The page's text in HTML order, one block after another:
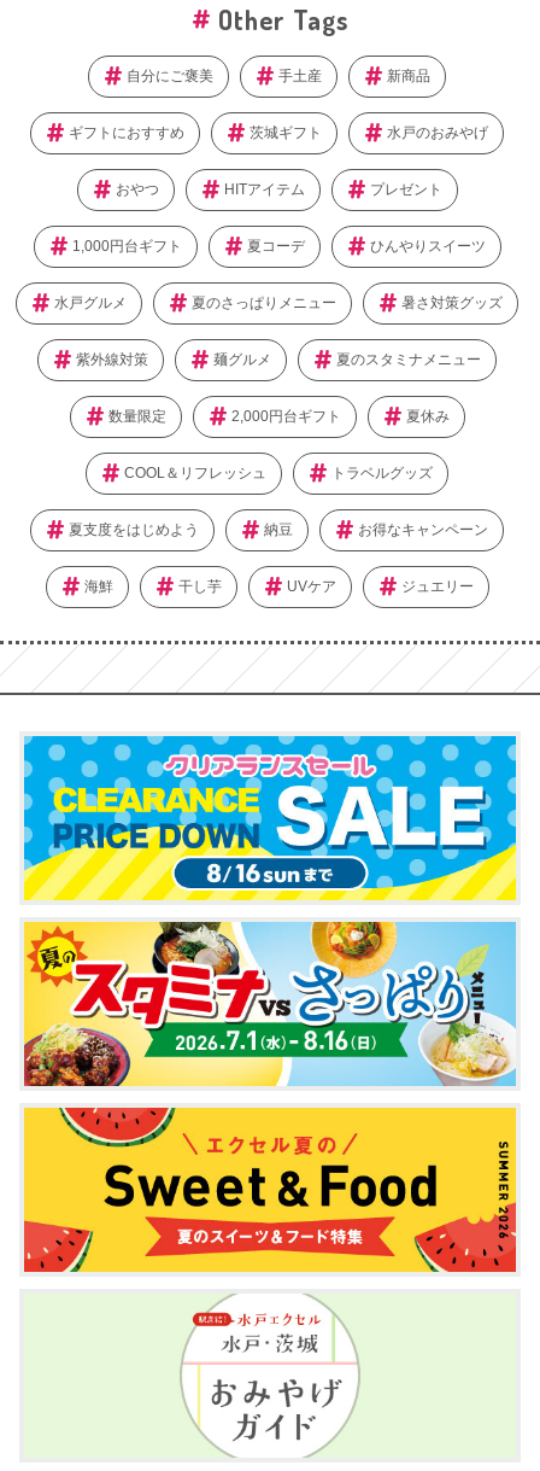
Other Tags
自分にご褒美 手土産 新商品
ギフトにおすすめ 茨城ギフト 水戸のおみやげ
おやつ HITアイテム プレゼント
1,000円台ギフト 夏コーデ ひんやりスイーツ
水戸グルメ 夏のさっぱりメニュー 暑さ対策グッズ
紫外線対策 麺グルメ 夏のスタミナメニュー
数量限定 2,000円台ギフト 夏休み
COOL＆リフレッシュ トラベルグッズ
夏支度をはじめよう 納豆 お得なキャンペーン
海鮮 干し芋 UVケア ジュエリー